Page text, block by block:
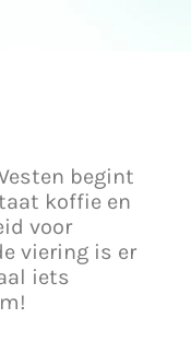
begint
koffie en
voor
viering is er
iets